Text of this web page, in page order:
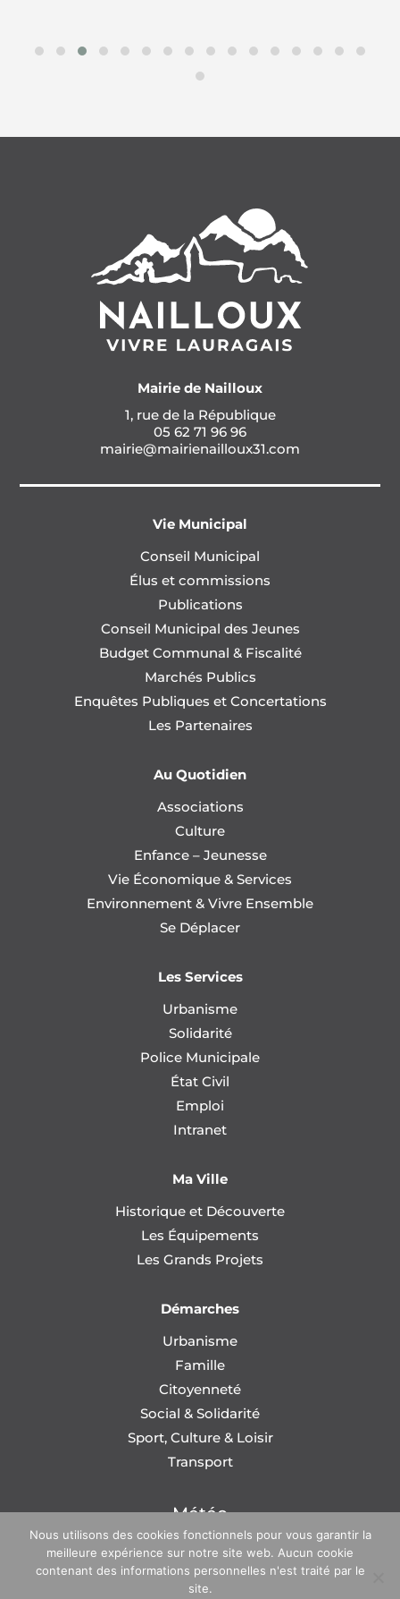
Mairie de Nailloux
1, rue de la République
05 62 71 96 96
mairie@mairienailloux31.com
Vie Municipal
Conseil Municipal
Élus et commissions
Publications
Conseil Municipal des Jeunes
Budget Communal & Fiscalité
Marchés Publics
Enquêtes Publiques et Concertations
Les Partenaires
Au Quotidien
Associations
Culture
Enfance – Jeunesse
Vie Économique & Services
Environnement & Vivre Ensemble
Se Déplacer
Les Services
Urbanisme
Solidarité
Police Municipale
État Civil
Emploi
Intranet
Ma Ville
Historique et Découverte
Les Équipements
Les Grands Projets
Démarches
Urbanisme
Famille
Citoyenneté
Social & Solidarité
Sport, Culture & Loisir
Transport
Météo
Nous utilisons des cookies fonctionnels pour vous garantir la
meilleure expérience sur notre site web. Aucun cookie
contenant des informations personnelles n'est traité par le
site.